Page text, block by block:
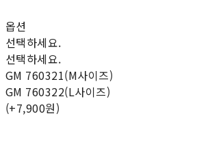
옵션
선택하세요.
선택하세요.
GM 760321(M사이즈)
GM 760322(L사이즈)
(+7,900원)